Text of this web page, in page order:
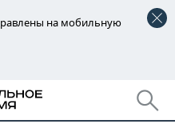
на мобильную